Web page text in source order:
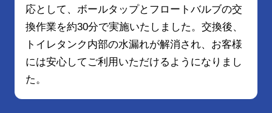
応として、ボールタップとフロートバルブの交
換作業を約30分で実施いたしました。交換後、
トイレタンク内部の水漏れが解消され、お客様
には安心してご利用いただけるようになりまし
た。